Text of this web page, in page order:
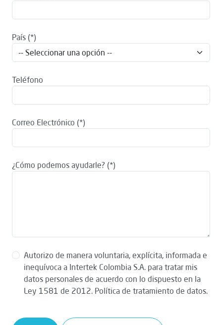
País
Teléfono
Correo Electrónico
¿Cómo podemos ayudarle?
Autorizo de manera voluntaria, explícita, informada e
inequívoca a Intertek Colombia S.A. para tratar mis
datos personales de acuerdo con lo dispuesto en la
Ley 1581 de 2012. Política de tratamiento de datos.